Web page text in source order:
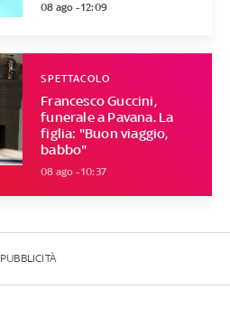
08 ago - 12:09
Francesco Guccini,
funerale a Pavana. La
figlia: "Buon viaggio,
babbo"
SPETTACOLO
08 ago - 10:37
PUBBLICITÀ